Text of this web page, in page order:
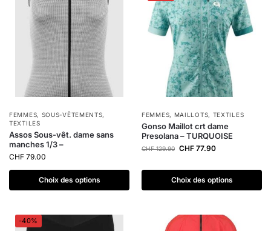
FEMMES, SOUS-VÊTEMENTS,
TEXTILES
Assos Sous-vêt. dame sans
manches 1/3 –
CHF 79.00
Choix des options
FEMMES, MAILLOTS, TEXTILES
Gonso Maillot crt dame
Presolana – TURQUOISE
CHF129.90 CHF 77.90
Choix des options
-40%